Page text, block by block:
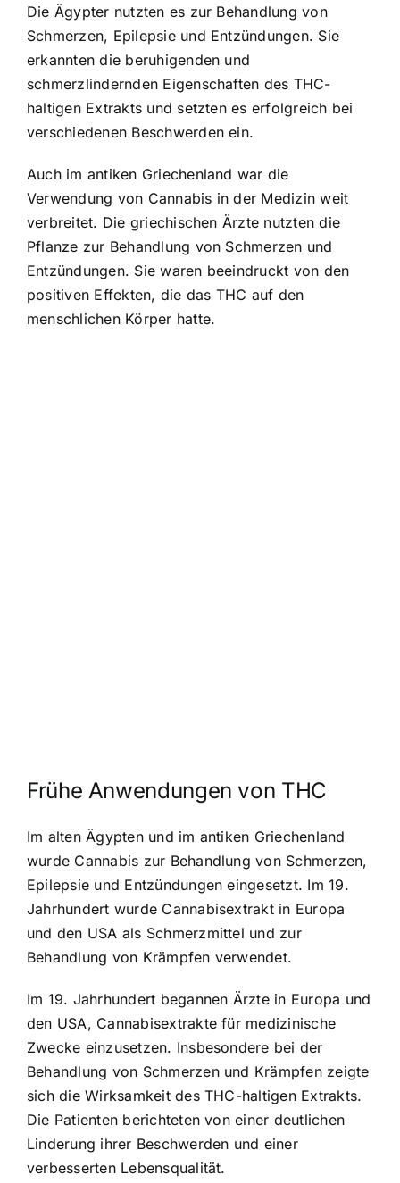
Die Ägypter nutzten es zur Behandlung von
Schmerzen, Epilepsie und Entzündungen. Sie
erkannten die beruhigenden und
schmerzlindernden Eigenschaften des THC-
haltigen Extrakts und setzten es erfolgreich bei
verschiedenen Beschwerden ein.
Auch im antiken Griechenland war die
Verwendung von Cannabis in der Medizin weit
verbreitet. Die griechischen Ärzte nutzten die
Pflanze zur Behandlung von Schmerzen und
Entzündungen. Sie waren beeindruckt von den
positiven Effekten, die das THC auf den
menschlichen Körper hatte.
Frühe Anwendungen von THC
Im alten Ägypten und im antiken Griechenland
wurde Cannabis zur Behandlung von Schmerzen,
Epilepsie und Entzündungen eingesetzt. Im 19.
Jahrhundert wurde Cannabisextrakt in Europa
und den USA als Schmerzmittel und zur
Behandlung von Krämpfen verwendet.
Im 19. Jahrhundert begannen Ärzte in Europa und
den USA, Cannabisextrakte für medizinische
Zwecke einzusetzen. Insbesondere bei der
Behandlung von Schmerzen und Krämpfen zeigte
sich die Wirksamkeit des THC-haltigen Extrakts.
Die Patienten berichteten von einer deutlichen
Linderung ihrer Beschwerden und einer
verbesserten Lebensqualität.